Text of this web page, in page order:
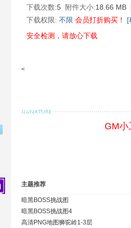
下载次数:5 附件大小:18.66 MB
下载权限: 不限 会员打折购买！ [
安全检测，请放心下载
<
GM小
主题推荐
暗黑BOSS挑战图
暗黑BOSS挑战图4
高清PNG地图狮驼岭1-3层